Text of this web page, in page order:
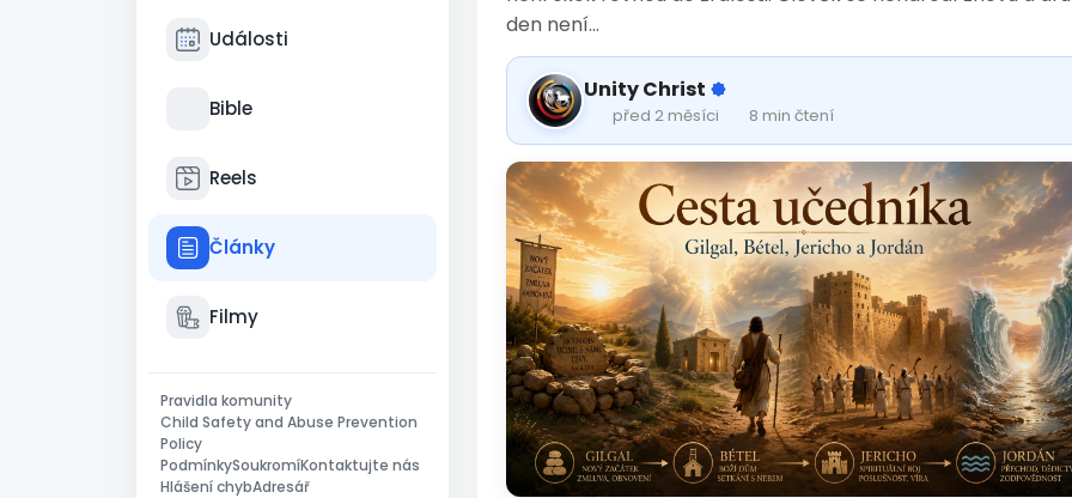
Události
Bible
Reels
Články
Filmy
Pravidla komunity
Child Safety and Abuse Prevention
Policy
PodmínkySoukromíKontaktujte nás
Hlášení chybAdresář
den není...
Unity Christ
před 2 měsíci 8 min čtení